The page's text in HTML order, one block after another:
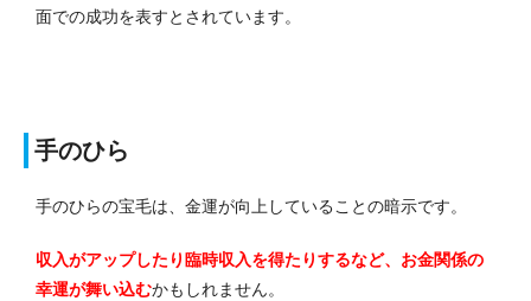
面での成功を表すとされています。
手のひら
手のひらの宝毛は、金運が向上していることの暗示です。
収入がアップしたり臨時収入を得たりするなど、お金関係の
幸運が舞い込むかもしれません。